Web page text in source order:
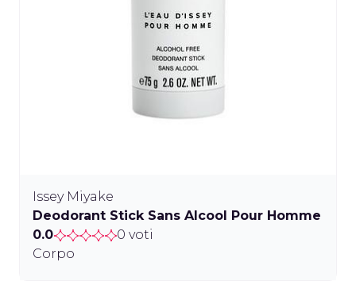
Issey Miyake
Deodorant Stick Sans Alcool Pour Homme
0.0
0 voti
Corpo